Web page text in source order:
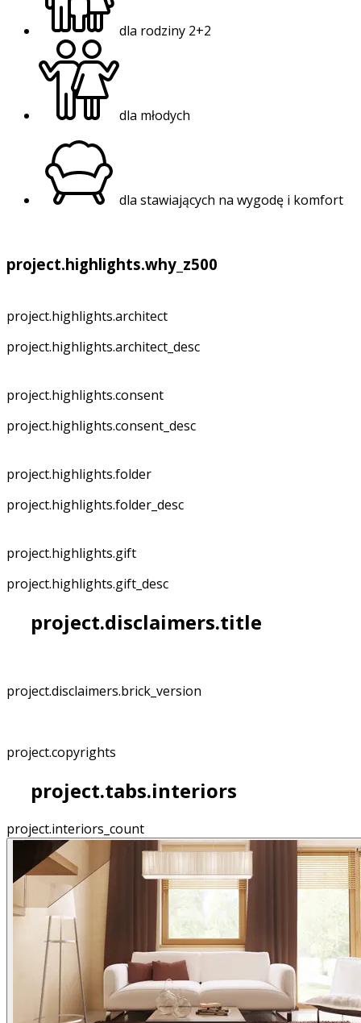
dla rodziny 2+2
dla młodych
dla stawiających na wygodę i komfort
project.highlights.why_z500
project.highlights.architect
project.highlights.architect_desc
project.highlights.consent
project.highlights.consent_desc
project.highlights.folder
project.highlights.folder_desc
project.highlights.gift
project.highlights.gift_desc
project.disclaimers.title
project.disclaimers.brick_version
project.copyrights
project.tabs.interiors
project.interiors_count